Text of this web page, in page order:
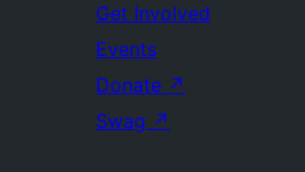
Get Involved
Events
Donate ↗
Swag ↗